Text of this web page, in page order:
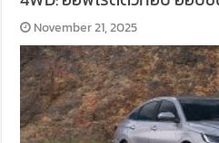
November 21, 2025